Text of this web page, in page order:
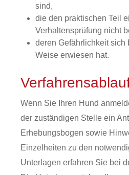
sind,
die den praktischen Teil
Verhaltensprüfung nicht
deren Gefährlichkeit sich
Weise erwiesen hat.
Wenn Sie Ihren Hund
der zuständigen Stelle ein
Erhebungsbogen sowie
Einzelheiten zu den
Unterlagen erfahren Sie bei